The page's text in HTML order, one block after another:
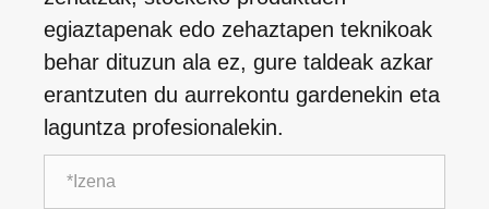
egiaztapenak edo zehaztapen teknikoak
behar dituzun ala ez, gure taldeak azkar
erantzuten du aurrekontu gardenekin eta
laguntza profesionalekin.